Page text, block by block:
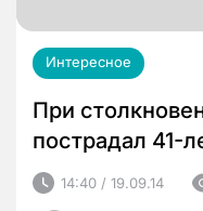
Интересное
При
пострадал 41-
14:40 / 19.09.14